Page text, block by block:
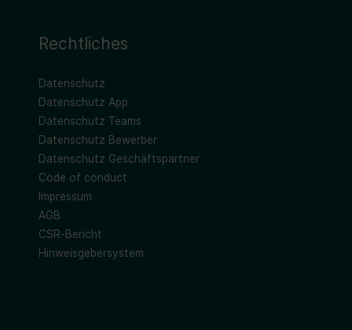
Rechtliches
Datenschutz
Datenschutz App
Datenschutz Teams
Datenschutz Bewerber
Datenschutz Geschäftspartner
Code of conduct
Impressum
AGB
CSR-Bericht
Hinweisgebersystem